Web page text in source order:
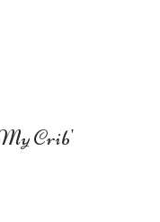
Crib'